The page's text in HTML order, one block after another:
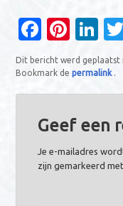
Fa
c
e
b
o
k
Pi
nt
er
es
t
Li
n
k
e
dI
Dit bericht werd geplaatst
Bookmark depermalink
Geef een
Je e-mailadres
zijn gemarkeerd met